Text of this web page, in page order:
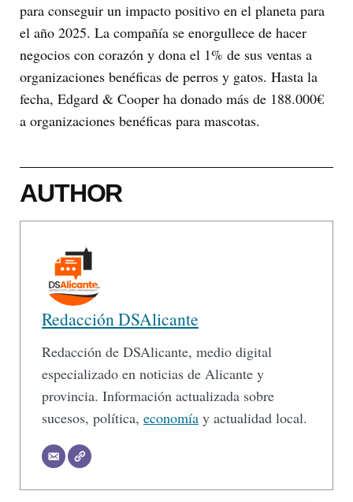
para conseguir un impacto positivo en el planeta para
el año 2025. La compañía se enorgullece de hacer
negocios con corazón y dona el 1% de sus ventas a
organizaciones benéficas de perros y gatos. Hasta la
fecha, Edgard & Cooper ha donado más de 188.000€
a organizaciones benéficas para mascotas.
AUTHOR
Redacción DSAlicante
Redacción de DSAlicante, medio digital
especializado en noticias de Alicante y
provincia. Información actualizada sobre
sucesos, política, economía y actualidad local.